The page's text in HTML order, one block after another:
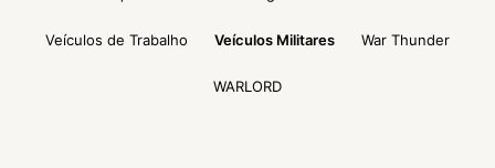
Veículos de Trabalho Veículos Militares War Thunder
WARLORD